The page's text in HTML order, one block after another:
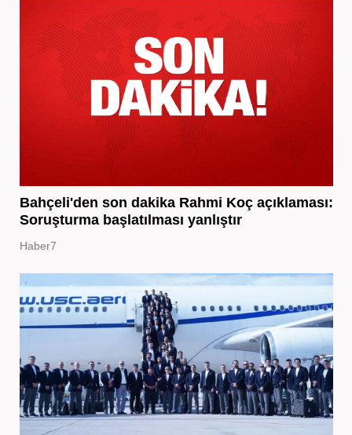
Bahçeli'den son dakika Rahmi Koç açıklaması:
Soruşturma başlatılması yanlıştır
Haber7